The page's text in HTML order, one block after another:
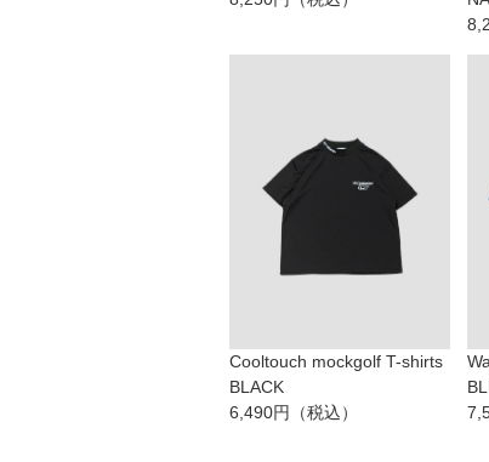
Cooltouch mockgolf T-shirts
BLACK
6,490円（税込）